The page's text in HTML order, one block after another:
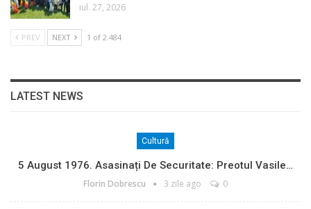
iul. 27, 2026
PREV NEXT 1 of 2.484
LATEST NEWS
Cultură
5 August 1976. Asasinați De Securitate: Preotul Vasile…
Florin Dobrescu 3 zile ago 0